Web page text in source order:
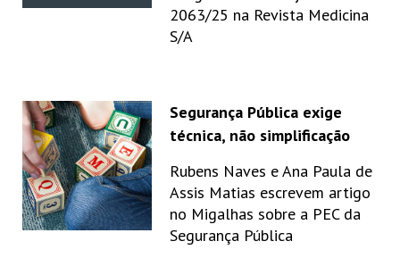
2063/25 na Revista Medicina
S/A
Segurança Pública exige
técnica, não simplificação
Rubens Naves e Ana Paula de
Assis Matias escrevem artigo
no Migalhas sobre a PEC da
Segurança Pública